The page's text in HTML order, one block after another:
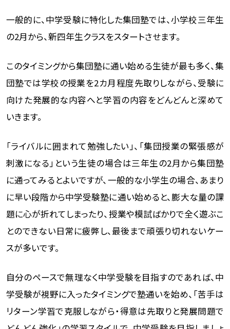
一般的に、中学受験に特化した集団塾では、小学校三年生
の2月から、新四年生クラスをスタートさせます。
このタイミングから集団塾に通い始める生徒が最も多く、集
団塾では学校の授業を2カ月程度先取りしながら、受験に
向けた発展的な内容へと学習の内容をどんどんと深めて
いきます。
「ライバルに囲まれて勉強したい」、「集団授業の緊張感が
刺激になる」という生徒の場合は三年生の2月から集団塾
に通ってみるとよいですが、一般的な小学生の場合、あまり
に早い段階から中学受験塾に通い始めると、膨大な量の課
題に心が折れてしまったり、授業や模試ばかりで全く遊ぶこ
とのできない日常に疲弊し、最後まで頑張り切れないケー
スが多いです。
自分のペースで無理なく中学受験を目指すのであれば、中
学受験が視野に入ったタイミングで塾通いを始め、「苦手は
リターン学習で克服しながら・得意は先取りと発展問題で